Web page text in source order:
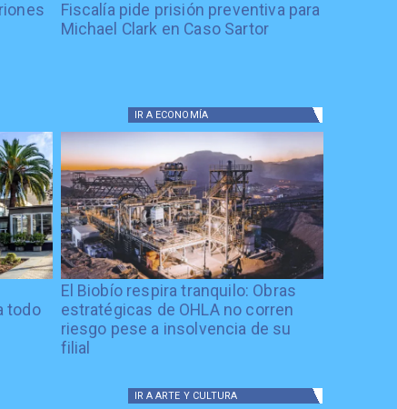
Fiscalía pide prisión preventiva para
Michael Clark en Caso Sartor
IR A ECONOMÍA
todo
El Biobío respira tranquilo: Obras
estratégicas de OHLA no corren
riesgo pese a insolvencia de su
filial
IR A ARTE Y CULTURA